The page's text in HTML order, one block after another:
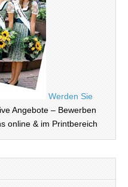
Werden Sie
Angebote – Bewerben
online & im Printbereich